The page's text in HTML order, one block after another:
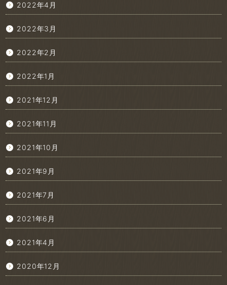
2022年4月
2022年3月
2022年2月
2022年1月
2021年12月
2021年11月
2021年10月
2021年9月
2021年7月
2021年6月
2021年4月
2020年12月